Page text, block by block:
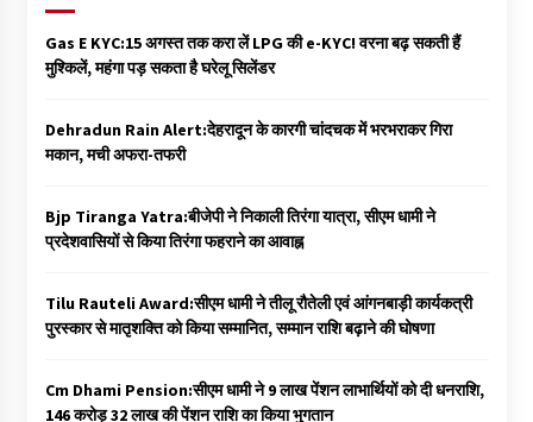
Gas E KYC:15 अगस्त तक करा लें LPG की e-KYC! वरना बढ़ सकती हैं
मुश्किलें, महंगा पड़ सकता है घरेलू सिलेंडर
Dehradun Rain Alert:देहरादून के कारगी चांदचक में भरभराकर गिरा
मकान, मची अफरा-तफरी
Bjp Tiranga Yatra:बीजेपी ने निकाली तिरंगा यात्रा, सीएम धामी ने
प्रदेशवासियों से किया तिरंगा फहराने का आवाह्न
Tilu Rauteli Award:सीएम धामी ने तीलू रौतेली एवं आंगनबाड़ी कार्यकत्री
पुरस्कार से मातृशक्ति को किया सम्मानित, सम्मान राशि बढ़ाने की घोषणा
Cm Dhami Pension:सीएम धामी ने 9 लाख पेंशन लाभार्थियों को दी धनराशि, ₹
146 करोड़ 32 लाख की पेंशन राशि का किया भुगतान